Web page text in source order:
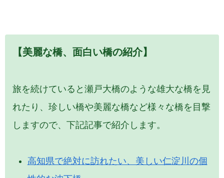
【美麗な橋、面白い橋の紹介】
旅を続けていると瀬戸大橋のような雄大な橋を見
れたり、珍しい橋や美麗な橋など様々な橋を目撃
しますので、下記記事で紹介します。
高知県で絶対に訪れたい、美しい仁淀川の個